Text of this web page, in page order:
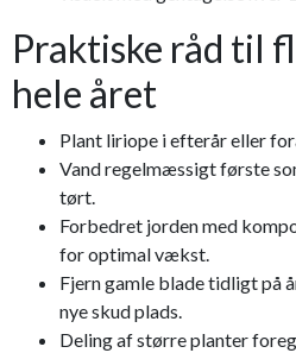
Praktiske råd til
hele året
Plant liriope i efterår eller
Vand regelmæssigt første
tørt.
Forbedret jorden med
for optimal vækst.
Fjern gamle blade tidligt på
nye skud plads.
Deling af større planter